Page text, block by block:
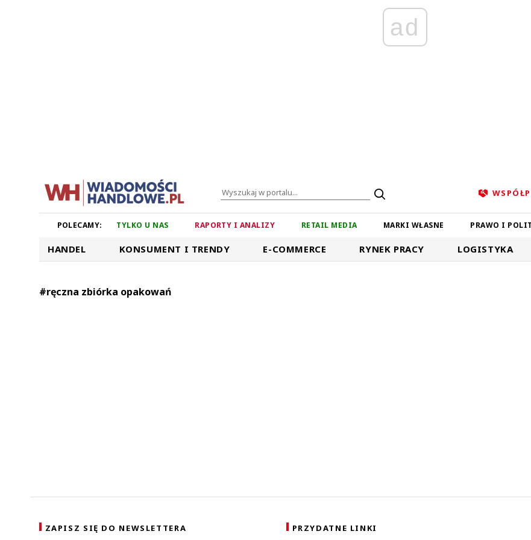
ad
POLECAMY: TYLKO U NAS RAPORTY I ANALIZY RETAIL MEDIA MARKI WŁASNE PRAWO I
HANDEL KONSUMENT I TRENDY E-COMMERCE RYNEK PRACY LOGISTYKA
#ręczna zbiórka opakowań
ZAPISZ SIĘ DO NEWSLETTERA PRZYDATNE LINKI